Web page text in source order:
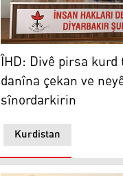
ÎHD: Divê pirsa kurd
Kurdistan
ÎHD: Divê pirsa kurd
danîna çekan ve
sînordarkirin